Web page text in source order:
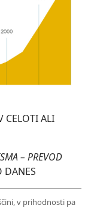
CELOTI ALI
– PREVOD
DANES
v prihodnosti pa